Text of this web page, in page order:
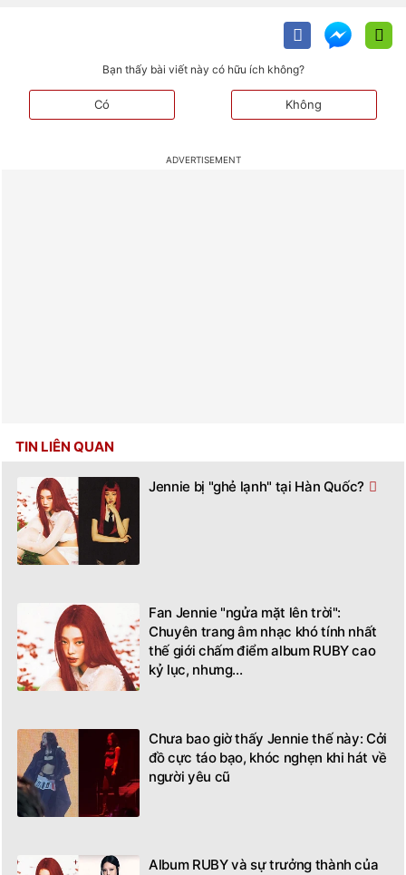
Bạn thấy bài viết này có hữu ích không?
Có Không
TIN LIÊN QUAN
Jennie bị "ghẻ lạnh" tại Hàn Quốc?
Fan Jennie "ngửa mặt lên trời":
Chuyên trang âm nhạc khó tính nhất
thế giới chấm điểm album RUBY cao
kỷ lục, nhưng...
Chưa bao giờ thấy Jennie thế này: Cởi
đồ cực táo bạo, khóc nghẹn khi hát về
người yêu cũ
Album RUBY và sự trưởng thành của